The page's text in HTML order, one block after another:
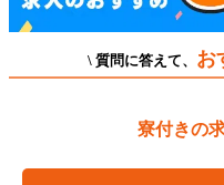
\ 質問に答えて、 お
寮付きの